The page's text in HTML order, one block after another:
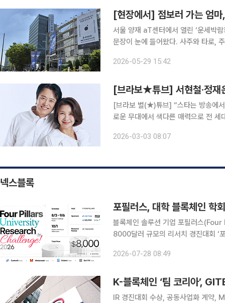
[현장에서] 점보러 가는 엄
서울 양재 aT센터에서 열린 ‘운세박
문장이 눈에 들어왔다. 사주와 타로,
은 ‘인생 날씨기록지’를 들고 상담 부
2026-05-29 15:42
[브라보★튜브] 서현철·정재
[브라보 별(★)튜브] “스타는 방송에
로운 무대에서 색다른 매력으로 전 세
실질적인 팁을 함께 제안합니다. ‘브
2026-03-03 08:07
넥스블록
포필러스, 대학 블록체인 학
블록체인 솔루션 기업 포필러스
8000달러 규모의 리서치 경진대회 ‘
분석하고, 참가자의 독자적인 관점과
2026-07-28 08:49
IR 경진대회 수상, 공동사업화 계약,